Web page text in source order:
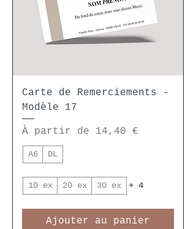
Carte de Remerciements -
Modèle 17
À partir de 14,40 €
Prix promotionnel
A6 DL
10 ex 20 ex 30 ex + 4
Ajouter au panier